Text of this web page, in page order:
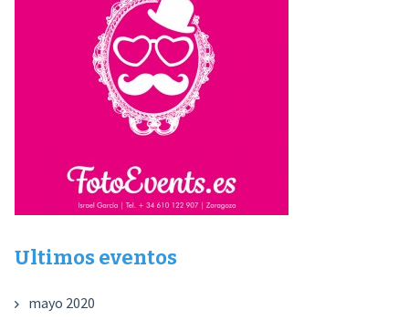
Ultimos eventos
mayo 2020